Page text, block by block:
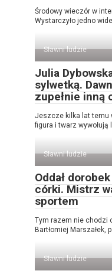
Środowy wieczór w
Wystarczyło jedno
Sławni ludzie
Julia
sylwetką.
zupełnie inną
Jeszcze kilka lat temu
figura i twarz wywołują
Sławni ludzie
Oddał
córki. Mistrz
sportem
Tym razem nie chodzi
Bartłomiej Marszałek,
Sławni ludzie